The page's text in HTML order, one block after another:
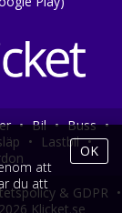
• Bil • Buss •
• Lastbil •
& GDPR •
Klicket.se
att
du att
OK